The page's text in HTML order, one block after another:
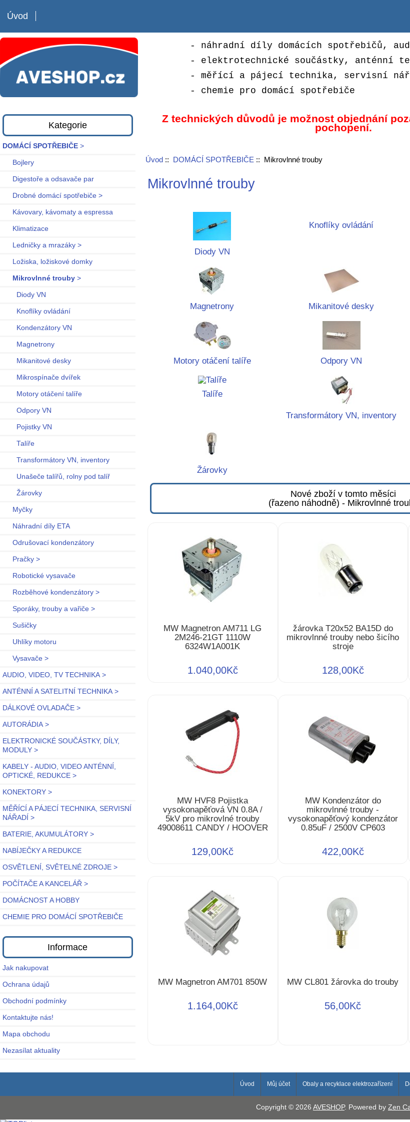
Úvod
- náhradní díly domácích spotřebičů,
- elektrotechnické součástky, anténní
- měřící a pájecí technika, servisní
- chemie pro domácí spotřebiče
Kategorie
DOMÁCÍ SPOTŘEBIČE >
Bojlery
Digestoře a odsavače par
Drobné domácí spotřebiče >
Kávovary, kávomaty a espressa
Klimatizace
Ledničky a mrazáky >
Ložiska, ložiskové domky
Mikrovlnné trouby >
Diody VN
Knoflíky ovládání
Kondenzátory VN
Magnetrony
Mikanitové desky
Mikrospínače dvířek
Motory otáčení talíře
Odpory VN
Pojistky VN
Talíře
Transformátory VN, inventory
Unašeče talířů, rolny pod talíř
Žárovky
Myčky
Náhradní díly ETA
Odrušovací kondenzátory
Pračky >
Robotické vysavače
Rozběhové kondenzátory >
Sporáky, trouby a vařiče >
Sušičky
Uhlíky motoru
Vysavače >
AUDIO, VIDEO, TV TECHNIKA >
ANTÉNNÍ A SATELITNÍ TECHNIKA >
DÁLKOVÉ OVLADAČE >
AUTORÁDIA >
ELEKTRONICKÉ SOUČÁSTKY, DÍLY,
MODULY >
KABELY - AUDIO, VIDEO ANTÉNNÍ,
OPTICKÉ, REDUKCE >
KONEKTORY >
MĚŘÍCÍ A PÁJECÍ TECHNIKA, SERVISNÍ
NÁŘADÍ >
BATERIE, AKUMULÁTORY >
NABÍJEČKY A REDUKCE
OSVĚTLENÍ, SVĚTELNÉ ZDROJE >
POČÍTAČE A KANCELÁŘ >
DOMÁCNOST A HOBBY
CHEMIE PRO DOMÁCÍ SPOTŘEBIČE
Informace
Jak nakupovat
Ochrana údajů
Obchodní podmínky
Kontaktujte nás!
Mapa obchodu
Nezasílat aktuality
Z technických důvodů je možnost objednání
pochopení.
Úvod:: DOMÁCÍ SPOTŘEBIČE :: Mikrovlnné trouby
Mikrovlnné trouby
Diody VN
Knoflíky ovládání
Magnetrony Mikanitové desky
Motory otáčení talíře Odpory VN
Talíře
Transformátory VN, inventory
Žárovky
Nové zboží v tomto měsíci
(řazeno náhodně) - Mikrovlnné
MW Magnetron AM711 LG
2M246-21GT 1110W
6324W1A001K
1.040,00Kč
žárovka T20x52 BA15D do
mikrovlnné trouby nebo šicího
stroje
128,00Kč
MW HVF8 Pojistka
vysokonapěťová VN 0.8A /
5kV pro mikrovlné trouby
49008611 CANDY / HOOVER
129,00Kč
MW Kondenzátor do
mikrovlnné trouby -
vysokonapěťový kondenzátor
0.85uF / 2500V CP603
422,00Kč
MW Magnetron AM701 850W
1.164,00Kč
MW CL801 žárovka do trouby
56,00Kč
Úvod Můj účet Obaly a recyklace elektrozařízení
Copyright © 2026 AVESHOP. Powered by Zen